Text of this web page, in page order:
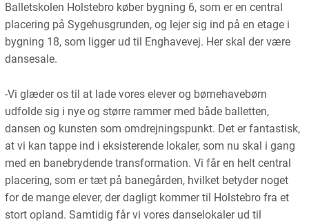
Balletskolen Holstebro køber bygning 6, som er en central
placering på Sygehusgrunden, og lejer sig ind på en etage i
bygning 18, som ligger ud til Enghavevej. Her skal der være
dansesale.
-Vi glæder os til at lade vores elever og børnehavebørn
udfolde sig i nye og større rammer med både balletten,
dansen og kunsten som omdrejningspunkt. Det er fantastisk,
at vi kan tappe ind i eksisterende lokaler, som nu skal i gang
med en banebrydende transformation. Vi får en helt central
placering, som er tæt på banegården, hvilket betyder noget
for de mange elever, der dagligt kommer til Holstebro fra et
stort opland. Samtidig får vi vores danselokaler ud til